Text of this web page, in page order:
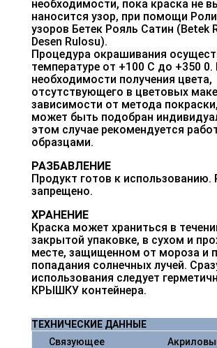
необходимости, пока краска не
наносится узор, при помощи
узоров Бетек Рояль Сатин (Betek
Desen Rulosu).
Процедура окрашивания
температуре от +100 С до +350 0.
необходимости получения цвета,
отсутствующего в цветовых
зависимости от метода
может быть подобран
этом случае рекомендуется
образцами.
РАЗБАВЛЕНИЕ
Продукт готов к использованию.
запрещено.
ХРАНЕНИЕ
Краска может храниться в
закрытой упаковке, в сухом и
месте, защищенном от мороза и
попадания солнечных лучей.
использования следует
КРЫШКУ контейнера.
ТЕХНИЧЕСКИЕ ДАННЫЕ
Связующее